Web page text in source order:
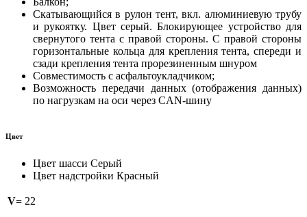
Скатывающийся в рулон тент, вкл. алюминиевую трубу
и рукоятку. Цвет серый. Блокирующее устройство для
свернутого тента с правой стороны. С правой стороны
горизонтальные кольца для крепления тента, спереди и
сзади крепления тента прорезиненным шнуром
Совместимость с асфальтоукладчиком;
Возможность передачи данных (отображения данных)
по нагрузкам на оси через CAN-шину
Цвет
Цвет шасси Серый
Цвет надстройки Красный
V= 22